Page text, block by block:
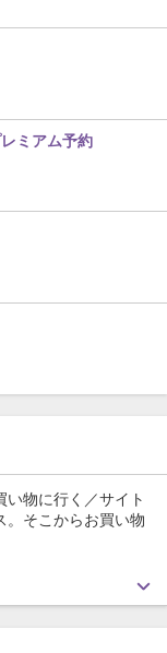
ミアム予約
物に行く／サイト
。そこからお買い物